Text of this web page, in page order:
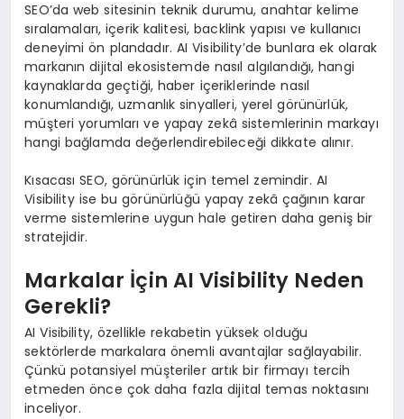
SEO’da web sitesinin teknik durumu, anahtar kelime
sıralamaları, içerik kalitesi, backlink yapısı ve kullanıcı
deneyimi ön plandadır. AI Visibility’de bunlara ek olarak
markanın dijital ekosistemde nasıl algılandığı, hangi
kaynaklarda geçtiği, haber içeriklerinde nasıl
konumlandığı, uzmanlık sinyalleri, yerel görünürlük,
müşteri yorumları ve yapay zekâ sistemlerinin markayı
hangi bağlamda değerlendirebileceği dikkate alınır.
Kısacası SEO, görünürlük için temel zemindir. AI
Visibility ise bu görünürlüğü yapay zekâ çağının karar
verme sistemlerine uygun hale getiren daha geniş bir
stratejidir.
Markalar İçin AI Visibility Neden
Gerekli?
AI Visibility, özellikle rekabetin yüksek olduğu
sektörlerde markalara önemli avantajlar sağlayabilir.
Çünkü potansiyel müşteriler artık bir firmayı tercih
etmeden önce çok daha fazla dijital temas noktasını
inceliyor.